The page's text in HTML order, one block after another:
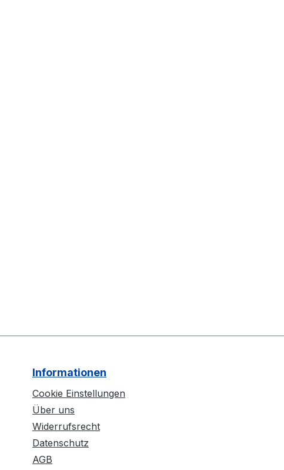
Informationen
Cookie Einstellungen
Über uns
Widerrufsrecht
Datenschutz
AGB